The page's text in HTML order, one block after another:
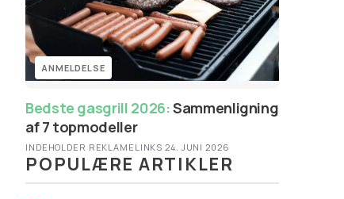
ANMELDELSE
Bedste gasgrill 2026:Sammenligning
af 7 topmodeller
INDEHOLDER REKLAMELINKS·24. JUNI 2026
POPULÆRE ARTIKLER